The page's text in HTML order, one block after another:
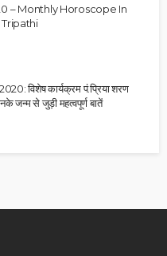
– Monthly Horoscope In
Tripathi
विशेष कार्यक्रम पं.प्रिया शरण
जन्म से जुड़ी महत्वपूर्ण बातें